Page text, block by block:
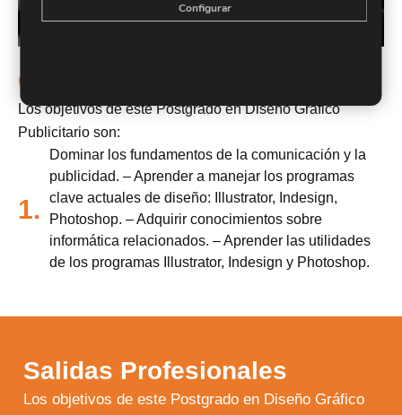
Objetivos
Los objetivos de este Postgrado en Diseño Gráfico
Publicitario son:
1.
Dominar los fundamentos de la comunicación y la
publicidad. – Aprender a manejar los programas
clave actuales de diseño: Illustrator, Indesign,
Photoshop. – Adquirir conocimientos sobre
informática relacionados. – Aprender las utilidades
de los programas Illustrator, Indesign y Photoshop.
Salidas Profesionales
Los objetivos de este Postgrado en Diseño Gráfico
Configurar